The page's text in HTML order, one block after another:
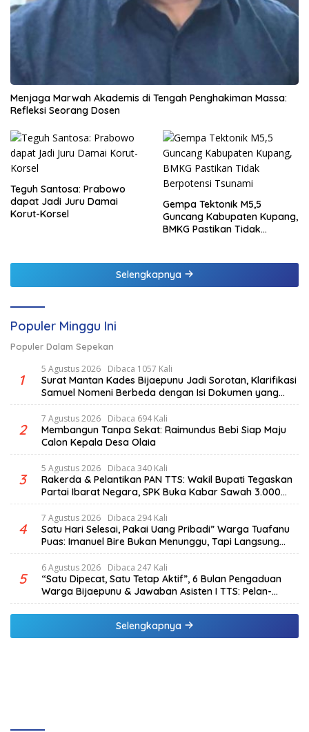
Menjaga Marwah Akademis di Tengah Penghakiman Massa:
Refleksi Seorang Dosen
Teguh Santosa: Prabowo
dapat Jadi Juru Damai
Korut-Korsel
Gempa Tektonik M5,5
Guncang Kabupaten Kupang,
BMKG Pastikan Tidak
Selengkapnya
Populer Minggu Ini
Populer Dalam Sepekan
1
5 Agustus 2026 Dibaca 1057 Kali
Surat Mantan Kades Bijaepunu Jadi Sorotan, Klarifikasi
Samuel Nomeni Berbeda dengan Isi Dokumen yang
Beredar
2
7 Agustus 2026 Dibaca 694 Kali
Membangun Tanpa Sekat: Raimundus Bebi Siap Maju
Calon Kepala Desa Olaia
3
5 Agustus 2026 Dibaca 340 Kali
Rakerda & Pelantikan PAN TTS: Wakil Bupati Tegaskan
Partai Ibarat Negara, SPK Buka Kabar Sawah 3.000
Hektar & Larangan Politik Uang
4
7 Agustus 2026 Dibaca 294 Kali
Satu Hari Selesai, Pakai Uang Pribadi” Warga Tuafanu
Puas: Imanuel Bire Bukan Menunggu, Tapi Langsung
Bekerja
5
6 Agustus 2026 Dibaca 247 Kali
“Satu Dipecat, Satu Tetap Aktif”, 6 Bulan Pengaduan
Warga Bijaepunu & Jawaban Asisten I TTS: Pelan-
pelan, Tapi Pasti.
Selengkapnya